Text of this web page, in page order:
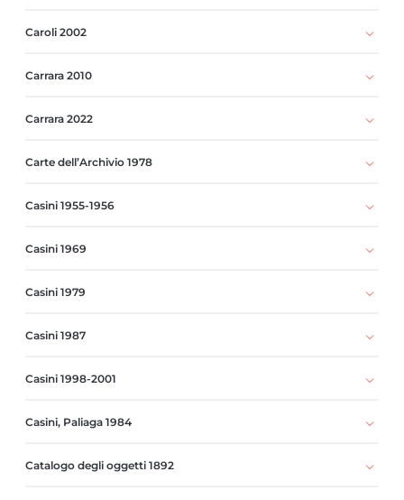
Caroli 2002
Carrara 2010
Carrara 2022
Carte dell’Archivio 1978
Casini 1955-1956
Casini 1969
Casini 1979
Casini 1987
Casini 1998-2001
Casini, Paliaga 1984
Catalogo degli oggetti 1892